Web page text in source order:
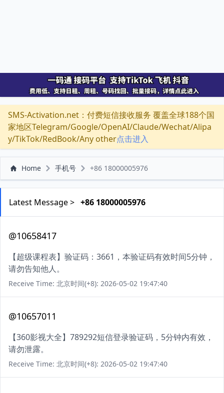
SMS-Activation.net：付费短信接收服务 覆盖全球188个国
家地区Telegram/Google/OpenAI/Claude/Wechat/Alipa
y/TikTok/RedBook/Any other点击进入
Home 手机号 +86 18000005976
Latest Message > +86 18000005976
@10658417
【超级课程表】验证码：3661，本验证码有效时间5分钟，
请勿告知他人。
Receive Time: 北京时间(+8): 2026-05-02 19:47:40
@10657011
【360影视大全】789292短信登录验证码，5分钟内有效，
请勿泄露。
Receive Time: 北京时间(+8): 2026-05-02 19:47:40